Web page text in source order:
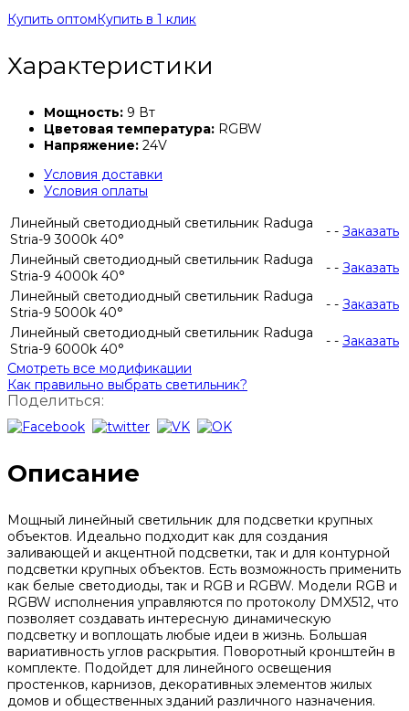
Купить оптом Купить в 1 клик
Характеристики
Мощность: 9 Вт
Цветовая температура: RGBW
Напряжение: 24V
Условия доставки
Условия оплаты
Линейный светодиодный светильник Raduga
Stria-9 3000k 40°
- - Заказать
Линейный светодиодный светильник Raduga
Stria-9 4000k 40°
- - Заказать
Линейный светодиодный светильник Raduga
Stria-9 5000k 40°
- - Заказать
Линейный светодиодный светильник Raduga
Stria-9 6000k 40°
- - Заказать
Смотреть все модификации
Как правильно выбрать светильник?
Поделиться:
Описание
Мощный линейный светильник для подсветки крупных
объектов. Идеально подходит как для создания
заливающей и акцентной подсветки, так и для контурной
подсветки крупных объектов. Есть возможность применить
как белые светодиоды, так и RGB и RGBW. Модели RGB и
RGBW исполнения управляются по протоколу DMX512, что
позволяет создавать интересную динамическую
подсветку и воплощать любые идеи в жизнь. Большая
вариативность углов раскрытия. Поворотный кронштейн в
комплекте. Подойдет для линейного освещения
простенков, карнизов, декоративных элементов жилых
домов и общественных зданий различного назначения.